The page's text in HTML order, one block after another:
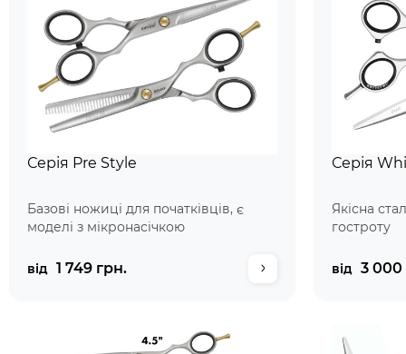
Серія Pre Style
Базові ножиці для початківців, є
моделі з мікронасічкою
від 1 749 грн.
Серія
Якісна
гостроту
від 3 000